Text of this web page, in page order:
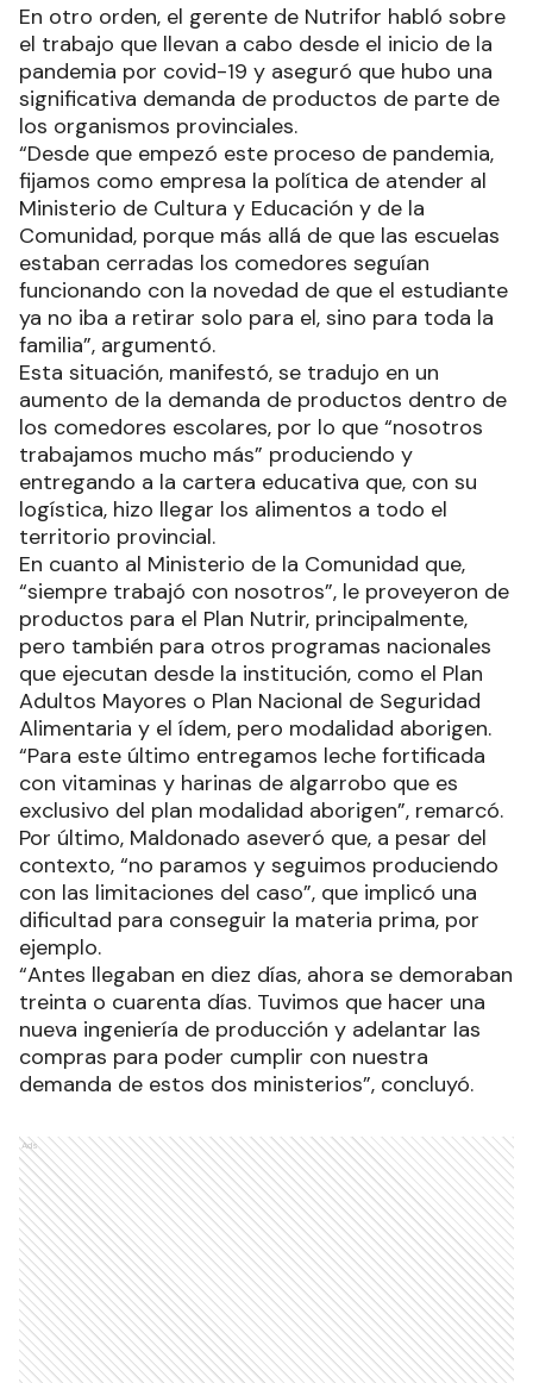
En otro orden, el gerente de Nutrifor habló sobre
el trabajo que llevan a cabo desde el inicio de la
pandemia por covid-19 y aseguró que hubo una
significativa demanda de productos de parte de
los organismos provinciales.
“Desde que empezó este proceso de pandemia,
fijamos como empresa la política de atender al
Ministerio de Cultura y Educación y de la
Comunidad, porque más allá de que las escuelas
estaban cerradas los comedores seguían
funcionando con la novedad de que el estudiante
ya no iba a retirar solo para el, sino para toda la
familia”, argumentó.
Esta situación, manifestó, se tradujo en un
aumento de la demanda de productos dentro de
los comedores escolares, por lo que “nosotros
trabajamos mucho más” produciendo y
entregando a la cartera educativa que, con su
logística, hizo llegar los alimentos a todo el
territorio provincial.
En cuanto al Ministerio de la Comunidad que,
“siempre trabajó con nosotros”, le proveyeron de
productos para el Plan Nutrir, principalmente,
pero también para otros programas nacionales
que ejecutan desde la institución, como el Plan
Adultos Mayores o Plan Nacional de Seguridad
Alimentaria y el ídem, pero modalidad aborigen.
“Para este último entregamos leche fortificada
con vitaminas y harinas de algarrobo que es
exclusivo del plan modalidad aborigen”, remarcó.
Por último, Maldonado aseveró que, a pesar del
contexto, “no paramos y seguimos produciendo
con las limitaciones del caso”, que implicó una
dificultad para conseguir la materia prima, por
ejemplo.
“Antes llegaban en diez días, ahora se demoraban
treinta o cuarenta días. Tuvimos que hacer una
nueva ingeniería de producción y adelantar las
compras para poder cumplir con nuestra
demanda de estos dos ministerios”, concluyó.
Ads